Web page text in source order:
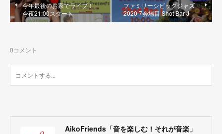
今年最後のお家でライブ！
今夜21:00スタート
ファミリーシビックジャズ
2020 7会場目 Shot Bar J
0コメント
AikoFriends「音を楽しむ！それが音楽」